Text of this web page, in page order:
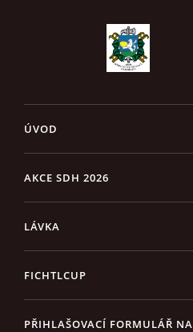
ÚVOD
AKCE SDH 2026
LÁVKA
FICHTLCUP
PŘIHLAŠOVACÍ FORMULÁŘ NA